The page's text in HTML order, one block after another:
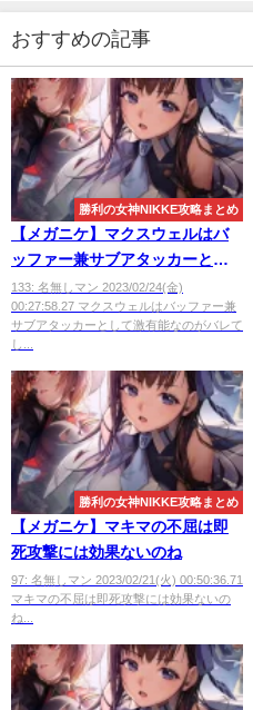
おすすめの記事
勝利の女神NIKKE攻略まとめ
【メガニケ】マクスウェルはバ
ッファー兼サブアタッカーとし
て激有能
133: 名無しマン 2023/02/24(金)
00:27:58.27 マクスウェルはバッファー兼
サブアタッカーとして激有能なのがバレて
し...
勝利の女神NIKKE攻略まとめ
【メガニケ】マキマの不屈は即
死攻撃には効果ないのね
97: 名無しマン 2023/02/21(火) 00:50:36.71
マキマの不屈は即死攻撃には効果ないの
ね...